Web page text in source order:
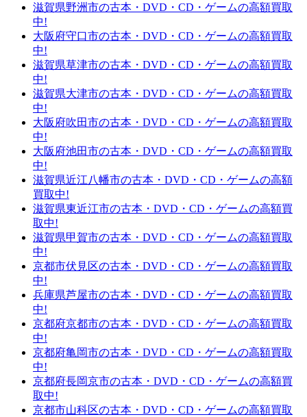
滋賀県野洲市の古本・DVD・CD・ゲームの高額買取
中!
大阪府守口市の古本・DVD・CD・ゲームの高額買取
中!
滋賀県草津市の古本・DVD・CD・ゲームの高額買取
中!
滋賀県大津市の古本・DVD・CD・ゲームの高額買取
中!
大阪府吹田市の古本・DVD・CD・ゲームの高額買取
中!
大阪府池田市の古本・DVD・CD・ゲームの高額買取
中!
滋賀県近江八幡市の古本・DVD・CD・ゲームの高額
買取中!
滋賀県東近江市の古本・DVD・CD・ゲームの高額買
取中!
滋賀県甲賀市の古本・DVD・CD・ゲームの高額買取
中!
京都市伏見区の古本・DVD・CD・ゲームの高額買取
中!
兵庫県芦屋市の古本・DVD・CD・ゲームの高額買取
中!
京都府京都市の古本・DVD・CD・ゲームの高額買取
中!
京都府亀岡市の古本・DVD・CD・ゲームの高額買取
中!
京都府長岡京市の古本・DVD・CD・ゲームの高額買
取中!
京都市山科区の古本・DVD・CD・ゲームの高額買取